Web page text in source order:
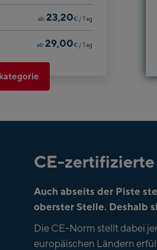
ab 23,20€/ Tag
ab 29,00€/ Tag
CE-
Auch abseits der Piste
oberster Stelle. Deshalb
Die CE-Norm stellt dabei
europäischen Ländern